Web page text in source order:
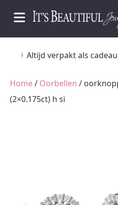
Fysieke winkel in Ommen
Home/ Oorbellen /
(2×0.175ct) h si